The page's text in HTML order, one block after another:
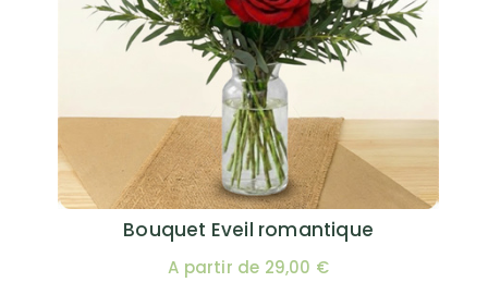
Bouquet Eveil romantique
A partir de 29,00 €